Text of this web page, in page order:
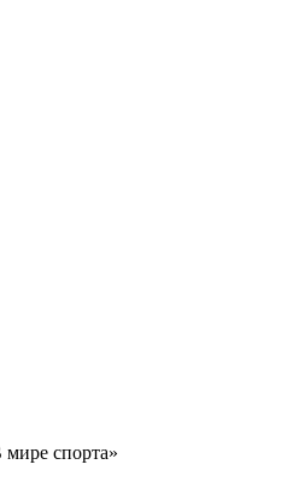
спорта»